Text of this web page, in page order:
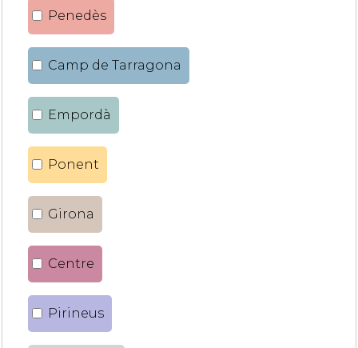
Penedès
Camp de Tarragona
Empordà
Ponent
Girona
Centre
Pirineus